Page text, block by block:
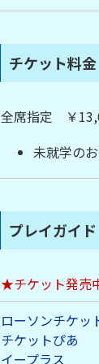
チケット料金
全席指定 ￥
未就学の
プレイガイド
★チケット発売
ローソンチケッ
チケットぴあ
イープラス